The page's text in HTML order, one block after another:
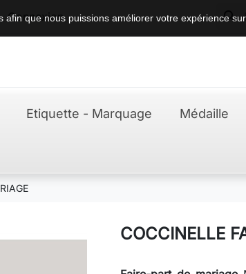
Connexion search
Etiquette - Marquage Médaille
COCCINELLE
que nous puissions améliorer votre expérience sur